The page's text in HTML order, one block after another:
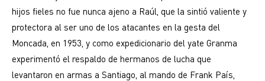
hijos fieles no fue nunca ajeno a Raúl, que la sintió valiente y
protectora al ser uno de los atacantes en la gesta del
Moncada, en 1953, y como expedicionario del yate Granma
experimentó el respaldo de hermanos de lucha que
levantaron en armas a Santiago, al mando de Frank País,